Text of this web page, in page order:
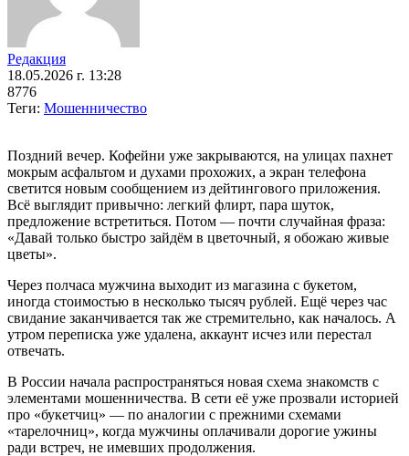
Редакция
18.05.2026 г. 13:28
8776
Теги: Мошенничество
Поздний вечер. Кофейни уже закрываются, на улицах пахнет
мокрым асфальтом и духами прохожих, а экран телефона
светится новым сообщением из дейтингового приложения.
Всё выглядит привычно: легкий флирт, пара шуток,
предложение встретиться. Потом — почти случайная фраза:
«Давай только быстро зайдём в цветочный, я обожаю живые
цветы».
Через полчаса мужчина выходит из магазина с букетом,
иногда стоимостью в несколько тысяч рублей. Ещё через час
свидание заканчивается так же стремительно, как началось. А
утром переписка уже удалена, аккаунт исчез или перестал
отвечать.
В России начала распространяться новая схема знакомств с
элементами мошенничества. В сети её уже прозвали историей
про «букетчиц» — по аналогии с прежними схемами
«тарелочниц», когда мужчины оплачивали дорогие ужины
ради встреч, не имевших продолжения.